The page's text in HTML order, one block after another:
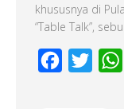
khususnya di
“Table Talk”,
Facebook
Twitter